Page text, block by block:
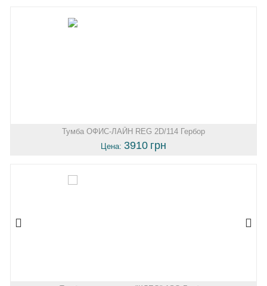
Тумба ОФИС-ЛАЙН REG 2D/114 Гербор
Цена: 3910 грн